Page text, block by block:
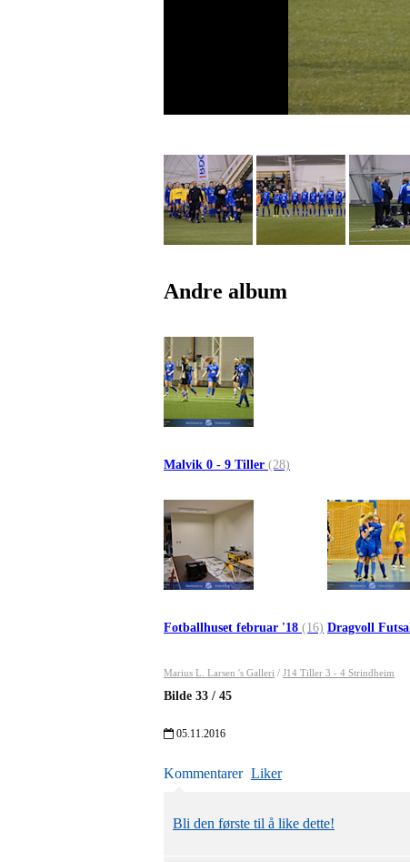
Andre album
Malvik 0 - 9 Tiller (28)
Fotballhuset februar '18 (16) Dragvoll
Marius L. Larsen 's Galleri / J14 Tiller 3 - 4 Strindheim
Bilde 33 / 45
05.11.2016
Kommentarer Liker
Bli den første til å like dette!